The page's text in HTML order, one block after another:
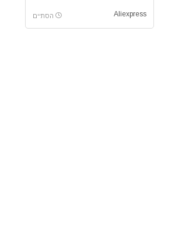
Aliexpress הסתיים